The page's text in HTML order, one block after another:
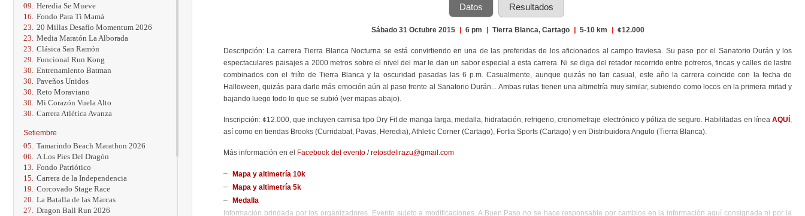
09. Heredia Se Mueve
16. Fondo Para Ti Mamá
23. 20 Millas Desafío Momentum 2026
23. Media Maratón La Alborada
23. Clásica San Ramón
29. Funcional Run Kong
30. Entrenamiento Batman
30. Paveños Unidos
30. Reto Moraviano
30. Mi Corazón Vuela Alto
30. Carrera Atlética Avanza
Setiembre
05. Tamarindo Beach Marathon 2026
06.
A Los Pies Del Dragón
13. Fondo Patriótico
15. Carrera de la Independencia
19. Corcovado Stage Race
20. La Batalla de las Marcas
27. Dragon Ball Run 2026
Datos Resultados
Sábado 31 Octubre 2015 | 6 pm | Tierra Blanca, Cartago | 5-10 km | ¢12.000
Descripción: La carrera Tierra Blanca Nocturna se está convirtiendo en una de las preferidas de los aficionados al campo traviesa. Su paso por el Sanatorio Durán y los
espectaculares paisajes a 2000 metros sobre el nivel del mar le dan un sabor especial a esta carrera. Ni se diga del retador recorrido entre potreros, fincas y calles de lastre
combinados con el friíto de Tierra Blanca y la oscuridad pasadas las 6 p.m. Casualmente, aunque quizás no tan casual, este año la carrera coincide con la fecha de
Halloween, quizás para darle más emoción aún al paso frente al Sanatorio Durán... Ambas rutas tienen una altimetría muy similar, subiendo como locos en la primera mitad y
bajando luego todo lo que se subió (ver mapas abajo).
Inscripción: ¢12.000, que incluyen camisa tipo Dry Fit de manga larga, medalla, hidratación, refrigerio, cronometraje electrónico y póliza de seguro. Habilitadas en línea AQUÍ
así como en tiendas Brooks (Curridabat, Pavas, Heredia), Athletic Corner (Cartago), Fortia Sports (Cartago) y en Distribuidora Angulo (Tierra Blanca).
Más información en el Facebook del evento /retosdelirazu@gmail.com
Mapa y altimetría 10k
Mapa y altimetría 5k
Medalla
Información brindada por los organizadores. Evento sujeto a modificaciones. A Buen Paso no se hace responsable por cambios en la información aquí consignada ni por la